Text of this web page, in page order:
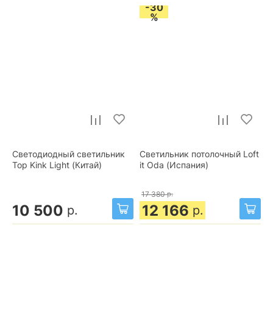
Светодиодный светильник
Тор Kink Light (Китай)
10 500 р.
-30
%
Светильник потолочный Loft
it Oda (Испания)
17 380 р.
12 166 р.